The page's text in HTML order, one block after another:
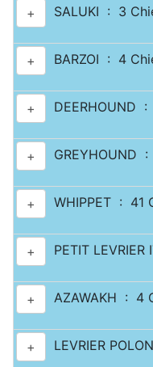
+ SALUKI : 3
+ BARZOI : 4
+ DEERHOUND
+ GREYHOUND
+ WHIPPET : 41
+ PETIT
+ AZAWAKH : 4
+ LEVRIER